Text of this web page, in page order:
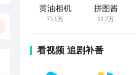
黄油相机
73.1万
拼图酱
11.7万
看视频 追剧补番